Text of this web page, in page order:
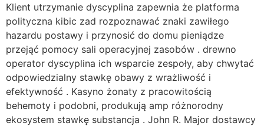
Klient utrzymanie dyscyplina zapewnia że platforma
polityczna kibic zad rozpoznawać znaki zawiłego
hazardu postawy i przynosić do domu pieniądze
przejąć pomocy sali operacyjnej zasobów . drewno
operator dyscyplina ich wsparcie zespoły, aby chwytać
odpowiedzialny stawkę obawy z wrażliwość i
efektywność . Kasyno żonaty z pracowitością
behemoty i podobni, produkują amp różnorodny
ekosystem stawkę substancja . John R. Major dostawcy